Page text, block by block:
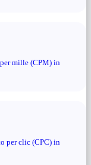
mille (CPM) in
per clic (CPC) in